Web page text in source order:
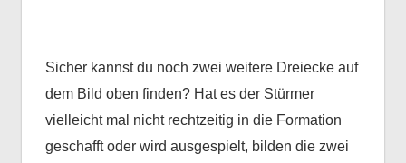
Sicher kannst du noch zwei weitere Dreiecke auf
dem Bild oben finden? Hat es der Stürmer
vielleicht mal nicht rechtzeitig in die Formation
geschafft oder wird ausgespielt, bilden die zwei